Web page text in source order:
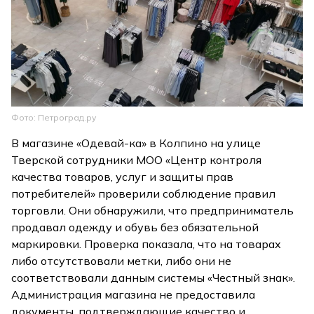
Фото: Петроград.ру
В магазине «Одевай-ка» в Колпино на улице
Тверской сотрудники МОО «Центр контроля
качества товаров, услуг и защиты прав
потребителей» проверили соблюдение правил
торговли. Они обнаружили, что предприниматель
продавал одежду и обувь без обязательной
маркировки. Проверка показала, что на товарах
либо отсутствовали метки, либо они не
соответствовали данным системы «Честный знак».
Администрация магазина не предоставила
документы, подтверждающие качество и